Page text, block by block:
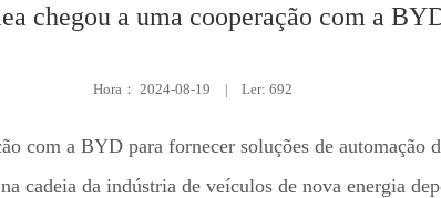
chegou a uma cooperação com a
Hora： 2024-08-19 Ler: 692
com a BYD para fornecer soluções de automação
cadeia da indústria de veículos de nova energia